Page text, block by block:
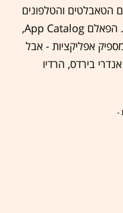
הטאבלטים והטלפונים
החכמים, חייבים חנות אפליקציות. הפאלם App Catalog,
אפליקציות - אבל
בירדס, הרדיו
-